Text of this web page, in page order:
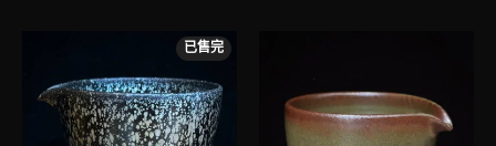
已售完